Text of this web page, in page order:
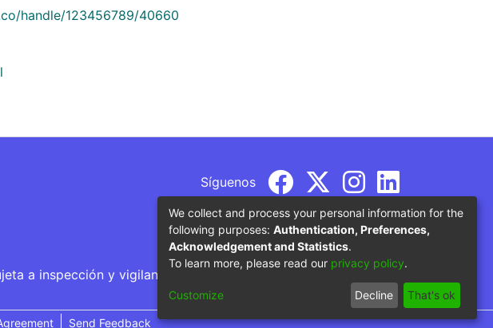
handle/123456789/40660
Síguenos
a inspección y vigilancia por parte del Ministerio de Educación
Send Feedback
We collect and process your personal information for the
following purposes: Authentication, Preferences,
Acknowledgement and Statistics.
To learn more, please read our privacy policy.
Customize Decline That's ok